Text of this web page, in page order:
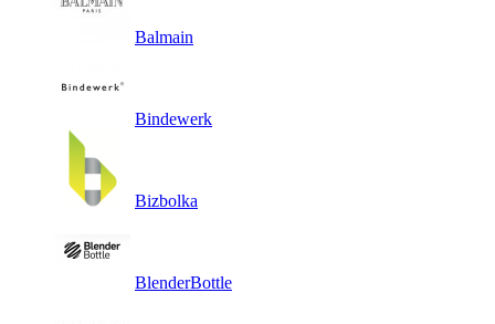
Balmain
Bindewerk
Bizbolka
BlenderBottle